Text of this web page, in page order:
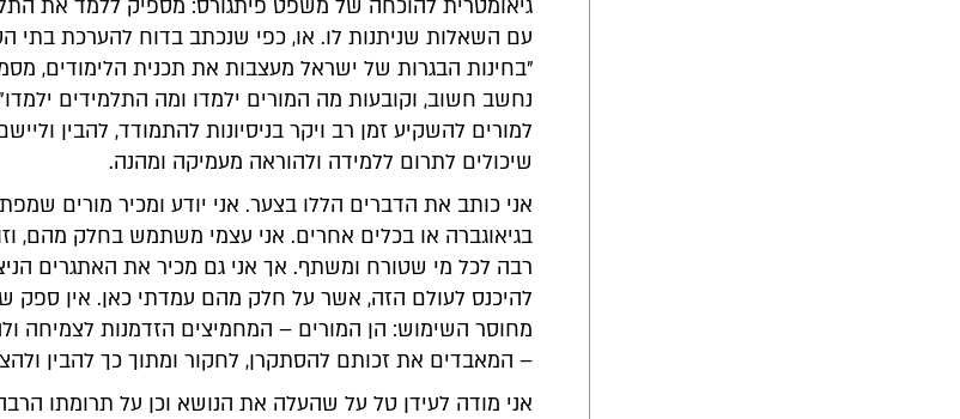
גיאומטרית להוכחה של משפט פיתגורס: מספיק ללמד את
עם השאלות שניתנות לו. או, כפי שנכתב בדוח להערכת בתי
"בחינות הבגרות של ישראל מעצבות את תכנית הלימודים,
נחשב חשוב, וקובעות מה המורים ילמדו ומה התלמידים
למורים להשקיע זמן רב ויקר בניסיונות להתמודד, להבין
שיכולים לתרום ללמידה ולהוראה מעמיקה ומהנה.
אני כותב את הדברים הללו בצער. אני יודע ומכיר מורים
בגיאוגברה או בכלים אחרים. אני עצמי משתמש בחלק מהם,
רבה לכל מי שטורח ומשתף. אך אני גם מכיר את האתגרים
להיכנס לעולם הזה, אשר על חלק מהם עמדתי כאן. אין ספק
מחוסר השימוש: הן המורים – המחמיצים הזדמנות לצמיחה
– המאבדים את זכותם להסתקרן, לחקור ומתוך כך להבין
אני מודה לעידן טל על שהעלה את הנושא וכן על תרומתו